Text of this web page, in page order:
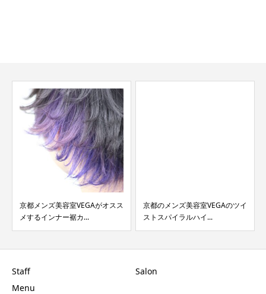
京都メンズ美容室VEGAがオスス
メするインナー裾カ...
京都のメンズ美容室VEGAのツイ
ストスパイラルハイ...
Staff
Menu
Salon